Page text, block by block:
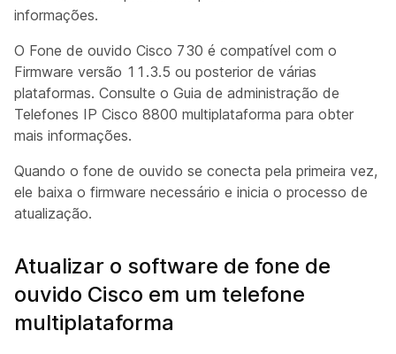
informações.
O Fone de ouvido Cisco 730 é compatível com o
Firmware versão 11.3.5 ou posterior de várias
plataformas. Consulte o Guia de administração de
Telefones IP Cisco 8800 multiplataforma para obter
mais informações.
Quando o fone de ouvido se conecta pela primeira vez,
ele baixa o firmware necessário e inicia o processo de
atualização.
Atualizar o software de fone de
ouvido Cisco em um telefone
multiplataforma